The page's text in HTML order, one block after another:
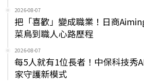
2026-08-07
把「喜歡」變成職業！日商
菜鳥到職人心路歷程
2026-08-07
每5人就有1位長者！中保科技秀
家守護新模式